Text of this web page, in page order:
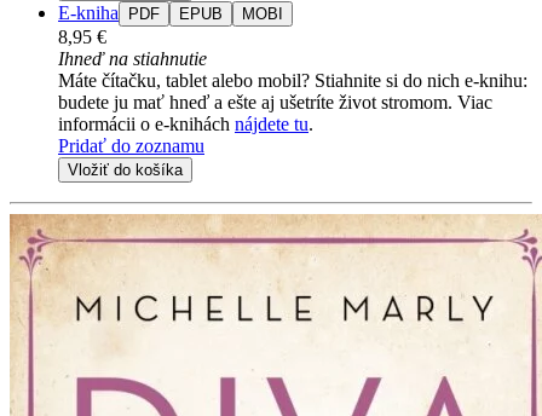
E-kniha PDF EPUB MOBI
8,95 €
Ihneď na stiahnutie
Máte čítačku, tablet alebo mobil? Stiahnite si do nich e-knihu:
budete ju mať hneď a ešte aj ušetríte život stromom. Viac
informácii o e-knihách nájdete tu.
Pridať do zoznamu
Vložiť do košíka